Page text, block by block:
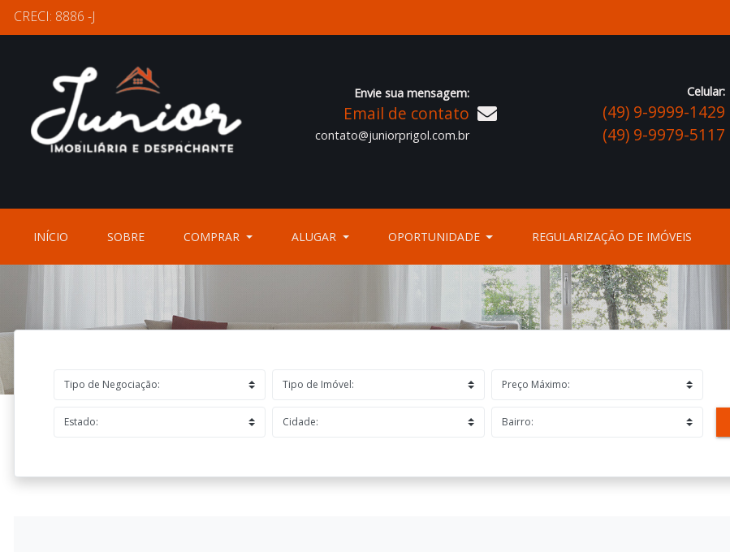
CRECI: 8886 -J
Envie sua mensagem:
Email de contato
contato@juniorprigol.com.br
Celular:
(49) 9-9999-1429
(49) 9-9979-5117
INÍCIO (CURRENT)SOBRE(CURRENT)COMPRAR ALUGAR OPORTUNIDADE REGULARIZAÇÃO DE IMÓVEIS